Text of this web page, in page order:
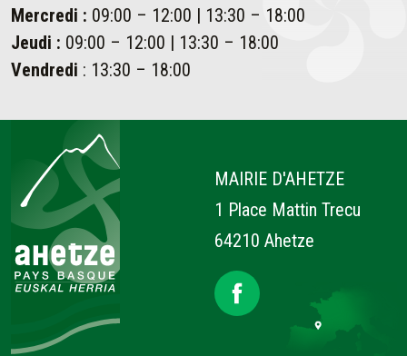
Mercredi : 09:00 – 12:00 | 13:30 – 18:00
Jeudi : 09:00 – 12:00 | 13:30 – 18:00
Vendredi : 13:30 – 18:00
MAIRIE D'AHETZE
1 Place Mattin Trecu
64210 Ahetze